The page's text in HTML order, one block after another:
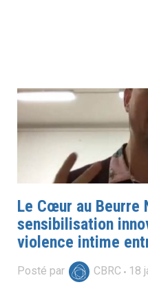
Le Cœur au Beurre
sensibilisation
violence intime
Posté par CBRC 18